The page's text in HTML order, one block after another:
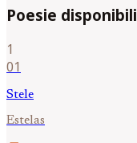
Poesie disponibili
1
01
Stele
Estelas